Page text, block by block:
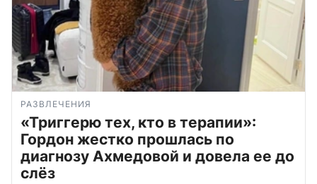
РАЗВЛЕЧЕНИЯ
«Триггерю тех, кто в терапии»:
Гордон жестко прошлась по
диагнозу Ахмедовой и довела ее до
слёз